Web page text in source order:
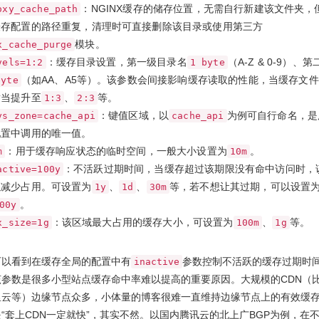
：NGINX缓存的储存位置，无需自行新建该文件夹，
配置的路径重复，清理时可直接删除该目录或使用第三方
模块。
：缓存目录设置，第一级目录名 1 byte （A-Z & 0-9）、第
（如AA、A5等）。该参数会间接影响缓存读取的性能，当缓存文
提升至 1:3 2:3 等。
：键值区域，以 cache_api 为例可自行命名，
中调用的唯一值。
：用于缓存响应状态的临时空间，一般大小设置为 10m 。
：不活跃过期时间，当缓存超过该期限没有命中访问时，
少占用。可设置为 1y 1d 30m 等，若不想让其过期，可以设置
。
：该区域最大占用的缓存大小，可设置为 100m 1g 等。
看到在缓存全局的配置中有 inactive 参数控制不活跃的缓存过期时
数是很多小型站点缓存命中率难以提高的重要原因。大规模的CDN（
等）边缘节点众多，小体量的博客很难一直维持边缘节点上的有效缓
套上CDN一定就快”，其实不然。以国内腾讯云的北上广BGP为例，在